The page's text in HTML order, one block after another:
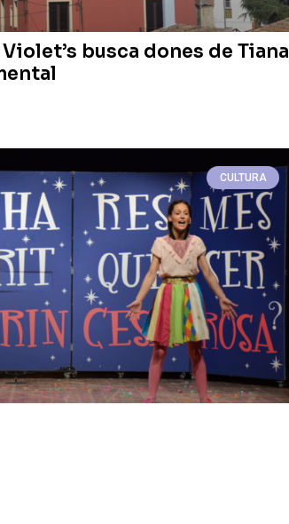
busca dones de Tiana
CULTURA